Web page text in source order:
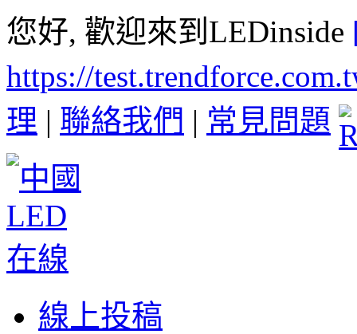
您好, 歡迎來到LEDinside
https://
理 | 聯絡我們 | 常見問題
線上投稿